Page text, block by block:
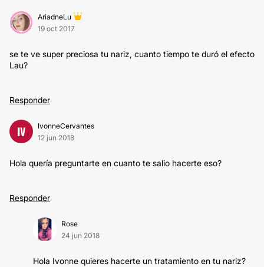
AriadneLu
19 oct 2017
se te ve super preciosa tu nariz, cuanto tiempo te duró el efecto
Lau?
Responder
IV
IvonneCervantes
12 jun 2018
Hola quería preguntarte en cuanto te salio hacerte eso?
Responder
Rose
24 jun 2018
Hola Ivonne quieres hacerte un tratamiento en tu nariz?